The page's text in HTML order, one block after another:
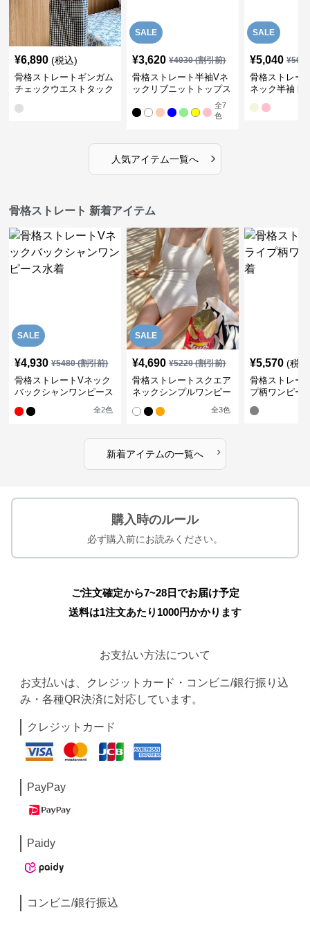
¥6,890 (税込)
骨格ストレートギンガム
チェックウエストタック
SALE
¥3,620 ¥4030(割引前)
骨格ストレート半袖Vネ
ックリブニットトップス
全7
色
SALE
¥5,040 ¥
骨格ストレー
ネック半袖ト
人気アイテム一覧へ ›
骨格ストレート 新着アイテム
SALE
¥4,930 ¥5480(割引前)
骨格ストレートVネック
バックシャンワンピース
全2色
SALE
¥4,690 ¥5220(割引前)
骨格ストレートスクエア
ネックシンプルワンピー
全3色
¥5,570 (税
骨格ストレー
プ柄ワンピー
新着アイテムの一覧へ ›
購入時のルール
必ず購入前にお読みください。
ご注文確定から7~28日でお届け予定
送料は1注文あたり 1000円かかります
お支払い方法について
お支払いは、クレジットカード・コンビニ/銀行振り込
み・各種QR決済に対応しています。
クレジットカード
PayPay
Paidy
コンビニ/銀行振込